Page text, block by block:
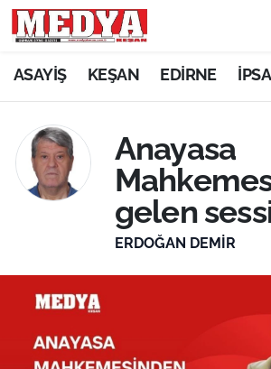
ASAYİŞ KEŞAN EDİRNE
Anayasa
gelen
ERDOĞAN DEMIR
KEŞAN
ASAYİŞ
SİYASET
GÜNDEM
EKONOMİ
SAĞLIK